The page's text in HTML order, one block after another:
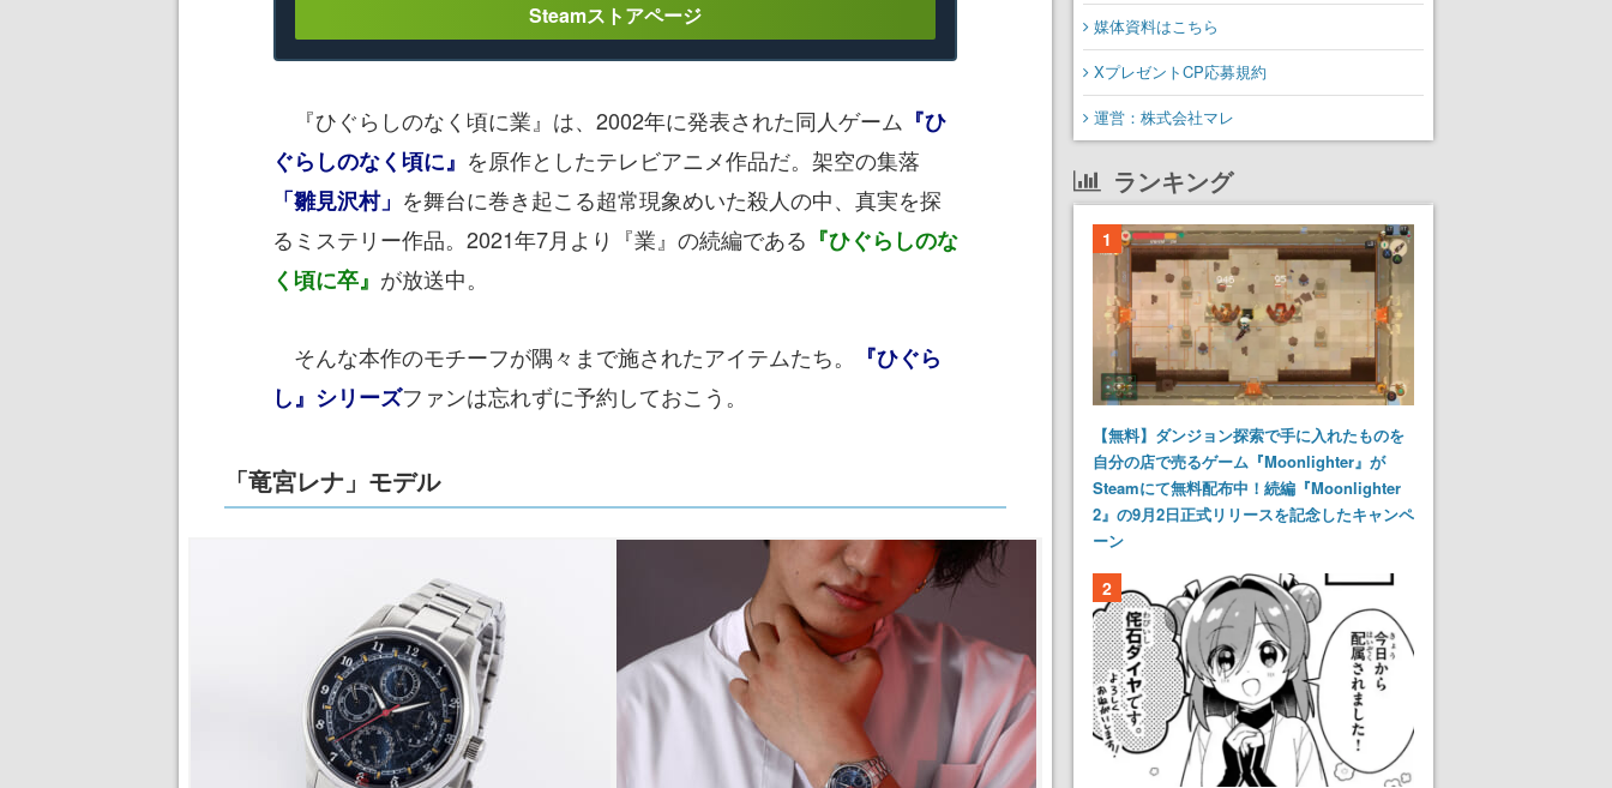
Steamストアページ
『ひぐらしのなく頃に業』は、2002年に発表された同人ゲーム 『ひ
ぐらしのなく頃に』 を原作としたテレビアニメ作品だ。架空の集落
「雛見沢村」 を舞台に巻き起こる超常現象めいた殺人の中、真実を探
るミステリー作品。2021年7月より『業』の続編である 『ひぐらしのな
く頃に卒』 が放送中。
そんな本作のモチーフが隅々まで施されたアイテムたち。
『ひぐら
し』シリーズファンは忘れずに予約しておこう。
「竜宮レナ」モデル
媒体資料はこちら
XプレゼントCP応募規約
運営：株式会社マレ
ランキング
1
【無料】ダンジョン探索で手に入れたものを
自分の店で売るゲーム『Moonlighter』が
Steamにて無料配布中！続編『Moonlighter
2』の9月2日正式リリースを記念したキャンペ
ーン
2